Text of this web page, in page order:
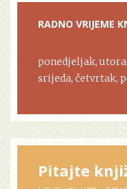
RADNO VRIJEME
ponedjeljak,
srijeda, četvrtak,
Pitajte